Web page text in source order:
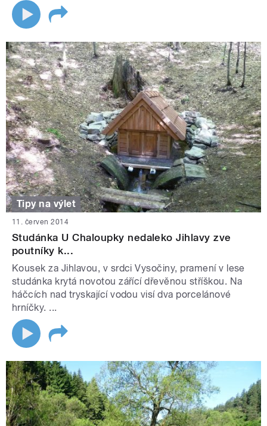
Tipy na výlet
11. červen 2014
Studánka U Chaloupky nedaleko Jihlavy zve
poutníky k...
Kousek za Jihlavou, v srdci Vysočiny, pramení v lese
studánka krytá novotou zářící dřevěnou stříškou. Na
háčcích nad tryskající vodou visí dva porcelánové
hrníčky. ...